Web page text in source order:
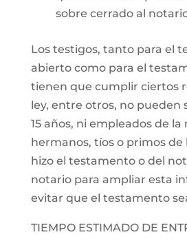
sobre cerrado al
Los testigos, tanto para el
abierto como para el
tienen que cumplir ciertos
ley, entre otros, no pueden
15 años, ni empleados de la
hermanos, tíos o primos de
hizo el testamento o del
notario para ampliar esta
evitar que el testamento
TIEMPO ESTIMADO DE